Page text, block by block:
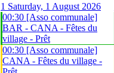
1 Saturday, 1 August 2026
00:30 [Asso communale]
BAR - CANA - Fêtes du
village - Prêt
00:30 [Asso communale]
CANA - Fêtes du village -